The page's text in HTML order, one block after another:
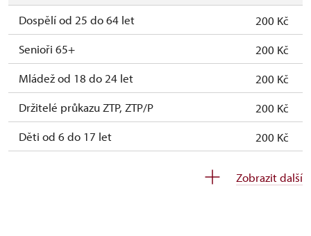
Dospělí od 25 do 64 let
200 Kč
Senioři 65+
200 Kč
Mládež od 18 do 24 let
200 Kč
Držitelé průkazu ZTP, ZTP/P
200 Kč
Děti od 6 do 17 let
200 Kč
Zobrazit další